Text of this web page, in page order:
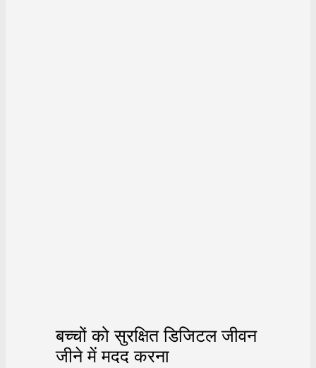
बच्चों को सुरक्षित डिजिटल जीवन
जीने में मदद करना